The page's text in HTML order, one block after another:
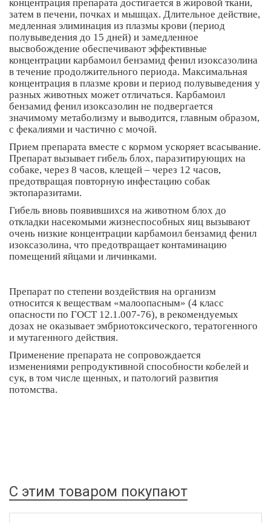
концентрация препарата достигается в жировой ткани,
затем в печени, почках и мышцах. Длительное действие,
медленная элиминация из плазмы крови (период
полувыведения до 15 дней) и замедленное
высвобождение обеспечивают эффективные
концентрации карбамоил бензамид фенил изоксазолина
в течение продолжительного периода. Максимальная
концентрация в плазме крови и период полувыведения у
разных животных может отличаться. Карбамоил
бензамид фенил изоксазолин не подвергается
значимому метаболизму и выводится, главным образом,
с фекалиями и частично с мочой.
Прием препарата вместе с кормом ускоряет всасывание.
Препарат вызывает гибель блох, паразитирующих на
собаке, через 8 часов, клещей – через 12 часов,
предотвращая повторную инфестацию собак
эктопаразитами.
Гибель вновь появившихся на животном блох до
откладки насекомыми жизнеспособных яиц вызывают
очень низкие концентрации карбамоил бензамид фенил
изоксазолина, что предотвращает контаминацию
помещений яйцами и личинками.
Препарат по степени воздействия на организм
относится к веществам «малоопасным» (4 класс
опасности по ГОСТ 12.1.007-76), в рекомендуемых
дозах не оказывает эмбриотоксического, тератогенного
и мутагенного действия.
Применение препарата не сопровождается
изменениями репродуктивной способности кобелей и
сук, в том числе щенных, и патологий развития
потомства.
С этим товаром покупают